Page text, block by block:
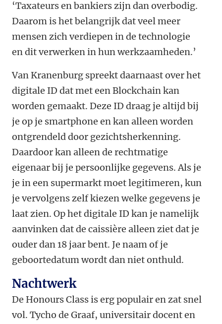
‘Taxateurs en bankiers zijn dan overbodig.
Daarom is het belangrijk dat veel meer
mensen zich verdiepen in de technologie
en dit verwerken in hun werkzaamheden.’
Van Kranenburg spreekt daarnaast over het
digitale ID dat met een Blockchain kan
worden gemaakt. Deze ID draag je altijd bij
je op je smartphone en kan alleen worden
ontgrendeld door gezichtsherkenning.
Daardoor kan alleen de rechtmatige
eigenaar bij je persoonlijke gegevens. Als je
je in een supermarkt moet legitimeren, kun
je vervolgens zelf kiezen welke gegevens je
laat zien. Op het digitale ID kan je namelijk
aanvinken dat de caissière alleen ziet dat je
ouder dan 18 jaar bent. Je naam of je
geboortedatum wordt dan niet onthuld.
Nachtwerk
De Honours Class is erg populair en zat snel
vol. Tycho de Graaf, universitair docent en